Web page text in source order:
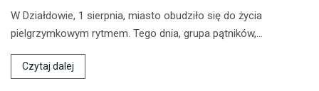
W Działdowie, 1 sierpnia, miasto obudziło się do życia
pielgrzymkowym rytmem. Tego dnia, grupa pątników,…
Czytaj dalej